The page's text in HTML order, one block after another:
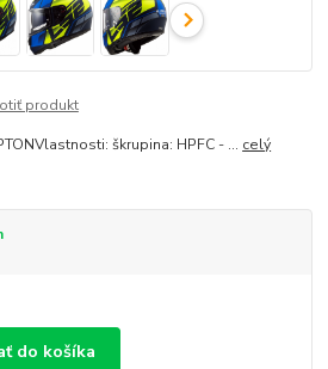
produkt
škrupina: HPFC - ... celý
do košíka